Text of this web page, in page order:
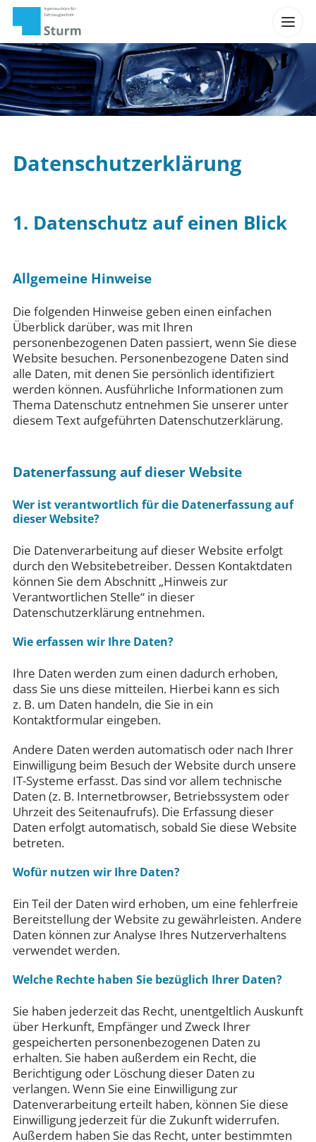
Datenschutz­erklärung
1. Datenschutz auf einen Blick
Allgemeine Hinweise
Die folgenden Hinweise geben einen einfachen
Überblick darüber, was mit Ihren
personenbezogenen Daten passiert, wenn Sie diese
Website besuchen. Personenbezogene Daten sind
alle Daten, mit denen Sie persönlich identifiziert
werden können. Ausführliche Informationen zum
Thema Datenschutz entnehmen Sie unserer unter
diesem Text aufgeführten Datenschutzerklärung.
Datenerfassung auf dieser Website
Wer ist verantwortlich für die Datenerfassung auf
dieser Website?
Die Datenverarbeitung auf dieser Website erfolgt
durch den Websitebetreiber. Dessen Kontaktdaten
können Sie dem Abschnitt „Hinweis zur
Verantwortlichen Stelle“ in dieser
Datenschutzerklärung entnehmen.
Wie erfassen wir Ihre Daten?
Ihre Daten werden zum einen dadurch erhoben,
dass Sie uns diese mitteilen. Hierbei kann es sich
z. B. um Daten handeln, die Sie in ein
Kontaktformular eingeben.
Andere Daten werden automatisch oder nach Ihrer
Einwilligung beim Besuch der Website durch unsere
IT-Systeme erfasst. Das sind vor allem technische
Daten (z. B. Internetbrowser, Betriebssystem oder
Uhrzeit des Seitenaufrufs). Die Erfassung dieser
Daten erfolgt automatisch, sobald Sie diese Website
betreten.
Wofür nutzen wir Ihre Daten?
Ein Teil der Daten wird erhoben, um eine fehlerfreie
Bereitstellung der Website zu gewährleisten. Andere
Daten können zur Analyse Ihres Nutzerverhaltens
verwendet werden.
Welche Rechte haben Sie bezüglich Ihrer Daten?
Sie haben jederzeit das Recht, unentgeltlich Auskunft
über Herkunft, Empfänger und Zweck Ihrer
gespeicherten personenbezogenen Daten zu
erhalten. Sie haben außerdem ein Recht, die
Berichtigung oder Löschung dieser Daten zu
verlangen. Wenn Sie eine Einwilligung zur
Datenverarbeitung erteilt haben, können Sie diese
Einwilligung jederzeit für die Zukunft widerrufen.
Außerdem haben Sie das Recht, unter bestimmten